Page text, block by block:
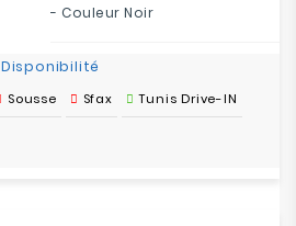
- Couleur Noir
Disponibilité
Sousse Sfax Tunis Drive-IN